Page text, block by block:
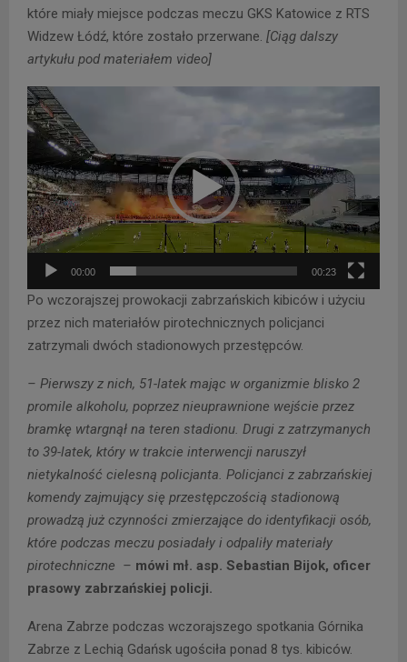
które miały miejsce podczas meczu GKS Katowice z RTS
Widzew Łódź, które zostało przerwane. [Ciąg dalszy
artykułu pod materiałem video]
O
d
w
a
r
z
a
z
v
i
o
00:00 00:23
Po wczorajszej prowokacji zabrzańskich kibiców i użyciu
przez nich materiałów pirotechnicznych policjanci
zatrzymali dwóch stadionowych przestępców.
– Pierwszy z nich, 51-latek mając w organizmie blisko 2
promile alkoholu, poprzez nieuprawnione wejście przez
bramkę wtargnął na teren stadionu. Drugi z zatrzymanych
to 39-latek, który w trakcie interwencji naruszył
nietykalność cielesną policjanta. Policjanci z zabrzańskiej
komendy zajmujący się przestępczością stadionową
prowadzą już czynności zmierzające do identyfikacji osób,
które podczas meczu posiadały i odpaliły materiały
pirotechniczne – mówi mł. asp. Sebastian Bijok, oficer
prasowy zabrzańskiej policji.
Arena Zabrze podczas wczorajszego spotkania Górnika
Zabrze z Lechią Gdańsk ugościła ponad 8 tys. kibiców.